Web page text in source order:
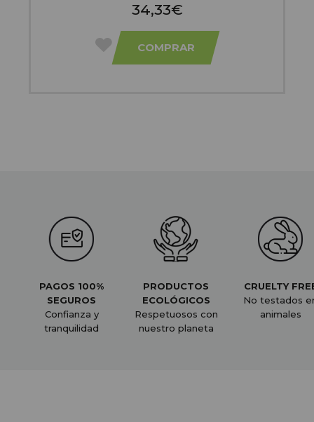
34,33€
COMPRAR
PAGOS 100%
SEGUROS
Confianza y
tranquilidad
PRODUCTOS
ECOLÓGICOS
Respetuosos con
nuestro planeta
CRUELTY
No testados
animales